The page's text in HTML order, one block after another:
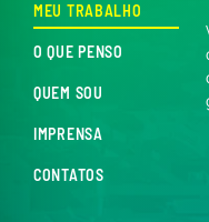
MEU TRABALHO
O QUE PENSO
QUEM SOU
IMPRENSA
CONTATOS